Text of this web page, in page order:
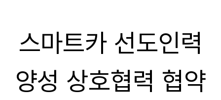
스마트카 선도인력
양성 상호협력 협약